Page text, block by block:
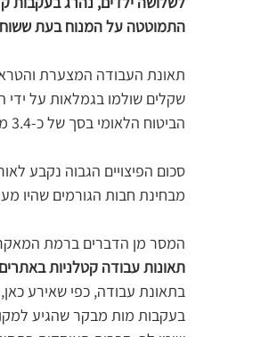
התמוטטה על המנוח בעת
שקלים שולמו בגמלאות על ידי
סכום הפיצויים הגבוה נקבע
המסר מן הדברים ברמת
תאונות עבודה קטלניות
בתאונת עבודה, כפי שאירע
בעקבות מות מבקר שהגיע